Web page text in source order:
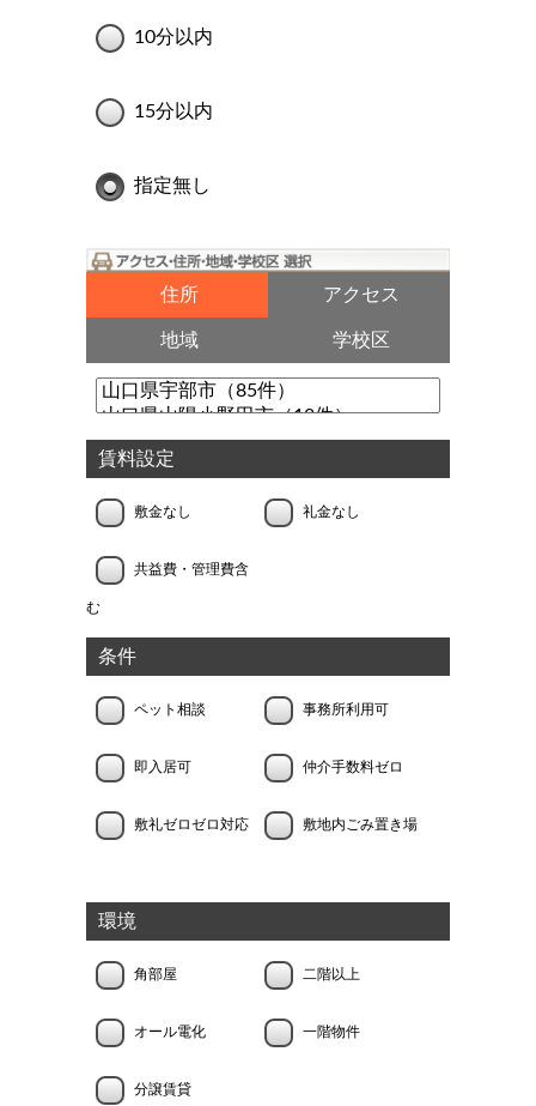
10分以内
15分以内
指定無し
住所 アクセス
地域 学校区
賃料設定
敷金なし 礼金なし
共益費・管理費含
む
条件
ペット相談 事務所利用可
即入居可 仲介手数料ゼロ
敷礼ゼロゼロ対応 敷地内ごみ置き場
環境
角部屋 二階以上
オール電化 一階物件
分譲賃貸